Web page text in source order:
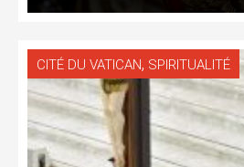
CITÉ DU VATICAN, SPIRITUALITÉ